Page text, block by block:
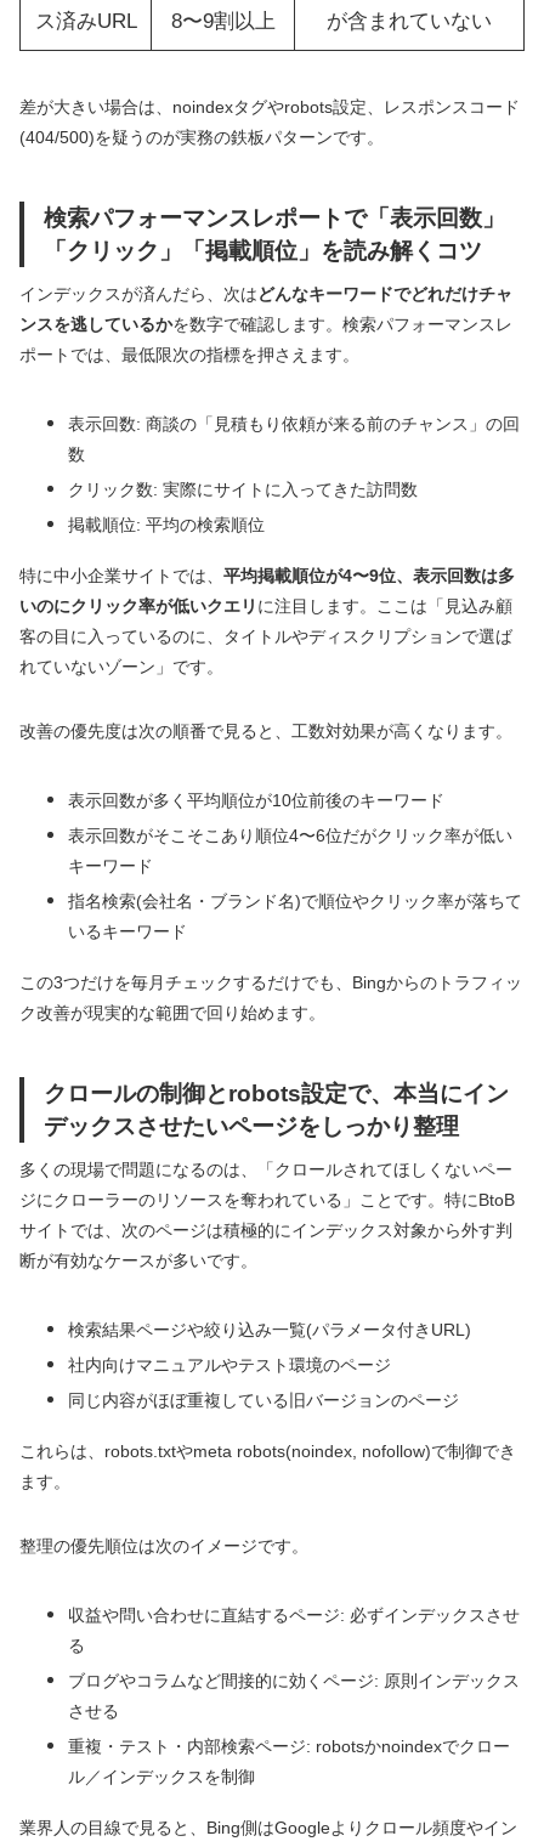
ス済みURL
8〜9割以上
が含まれていない
差が大きい場合は、noindexタグやrobots設定、レスポンスコード
(404/500)を疑うのが実務の鉄板パターンです。
検索パフォーマンスレポートで「表示回数」
「クリック」「掲載順位」を読み解くコツ
インデックスが済んだら、次はどんなキーワードでどれだけチャ
ンスを逃しているかを数字で確認します。検索パフォーマンスレ
ポートでは、最低限次の指標を押さえます。
表示回数: 商談の「見積もり依頼が来る前のチャンス」の回
数
クリック数: 実際にサイトに入ってきた訪問数
掲載順位: 平均の検索順位
特に中小企業サイトでは、 平均掲載順位が4〜9位、表示回数は多
いのにクリック率が低いクエリ に注目します。ここは「見込み顧
客の目に入っているのに、タイトルやディスクリプションで選ば
れていないゾーン」です。
改善の優先度は次の順番で見ると、工数対効果が高くなります。
表示回数が多く平均順位が10位前後のキーワード
表示回数がそこそこあり順位4〜6位だがクリック率が低い
キーワード
指名検索(会社名・ブランド名)で順位やクリック率が落ちて
いるキーワード
この3つだけを毎月チェックするだけでも、Bingからのトラフィッ
ク改善が現実的な範囲で回り始めます。
クロールの制御とrobots設定で、本当にイン
デックスさせたいページをしっかり整理
多くの現場で問題になるのは、「クロールされてほしくないペー
ジにクローラーのリソースを奪われている」ことです。特にBtoB
サイトでは、次のページは積極的にインデックス対象から外す判
断が有効なケースが多いです。
検索結果ページや絞り込み一覧(パラメータ付きURL)
社内向けマニュアルやテスト環境のページ
同じ内容がほぼ重複している旧バージョンのページ
これらは、robots.txtやmeta robots(noindex, nofollow)で制御でき
ます。
整理の優先順位は次のイメージです。
収益や問い合わせに直結するページ: 必ずインデックスさせ
る
ブログやコラムなど間接的に効くページ: 原則インデックス
させる
重複・テスト・内部検索ページ: robotsかnoindexでクロー
ル／インデックスを制御
業界人の目線で見ると、Bing側はGoogleよりクロール頻度やイン